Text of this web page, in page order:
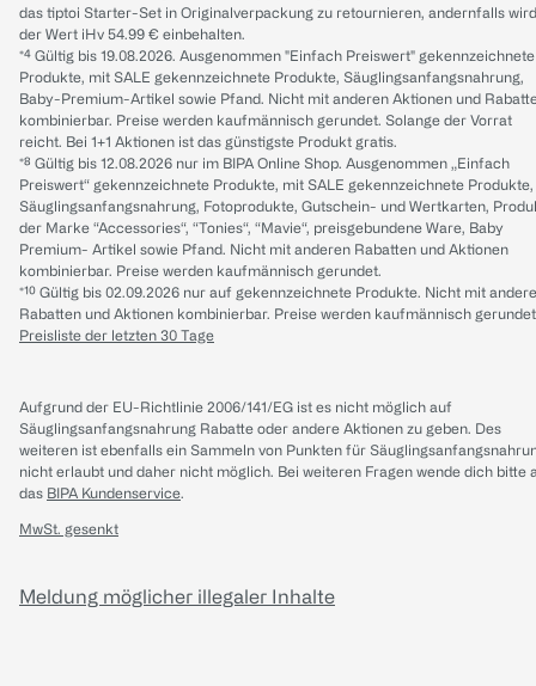
das tiptoi Starter-Set in Originalverpackung zu retournieren, andernfalls wird
der Wert iHv 54.99 € einbehalten.
*⁴ Gültig bis 19.08.2026. Ausgenommen "Einfach Preiswert" gekennzeichnete
Produkte, mit SALE gekennzeichnete Produkte, Säuglingsanfangsnahrung,
Baby-Premium-Artikel sowie Pfand. Nicht mit anderen Aktionen und
kombinierbar. Preise werden kaufmännisch gerundet. Solange der Vorrat
reicht. Bei 1+1 Aktionen ist das günstigste Produkt gratis.
*⁸ Gültig bis 12.08.2026 nur im BIPA Online Shop. Ausgenommen „Einfach
Preiswert“ gekennzeichnete Produkte, mit SALE gekennzeichnete Produkte,
Säuglingsanfangsnahrung, Fotoprodukte, Gutschein- und Wertkarten,
der Marke “Accessories“, “Tonies“, “Mavie“, preisgebundene Ware, Baby
Premium- Artikel sowie Pfand. Nicht mit anderen Rabatten und Aktionen
kombinierbar. Preise werden kaufmännisch gerundet.
*¹⁰ Gültig bis 02.09.2026 nur auf gekennzeichnete Produkte. Nicht mit
Rabatten und Aktionen kombinierbar. Preise werden kaufmännisch
Preisliste der letzten 30 Tage
Aufgrund der EU-Richtlinie 2006/141/EG ist es nicht möglich auf
Säuglingsanfangsnahrung Rabatte oder andere Aktionen zu geben. Des
weiteren ist ebenfalls ein Sammeln von Punkten für
nicht erlaubt und daher nicht möglich. Bei weiteren Fragen wende dich bitte
das BIPA Kundenservice.
MwSt. gesenkt
Meldung möglicher illegaler Inhalte